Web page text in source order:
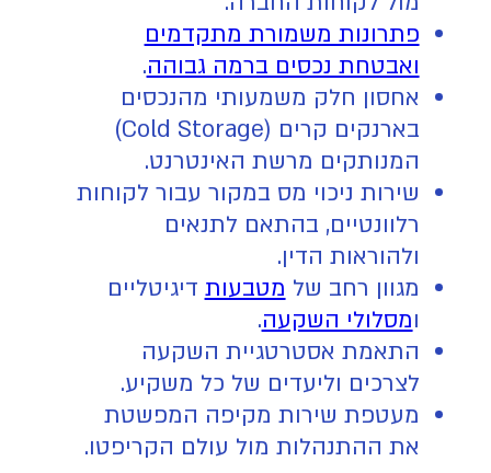
פתרונות משמורת מתקדמים
ואבטחת נכסים ברמה גבוהה.
אחסון חלק משמעותי מהנכסים
בארנקים קרים (Cold Storage)
המנותקים מרשת האינטרנט.
שירות ניכוי מס במקור עבור לקוחות
רלוונטיים, בהתאם לתנאים
ולהוראות הדין.
מגוון רחב של מטבעות דיגיטליים
ומסלולי השקעה.
התאמת אסטרטגיית השקעה
לצרכים וליעדים של כל משקיע.
מעטפת שירות מקיפה המפשטת
את ההתנהלות מול עולם הקריפטו.